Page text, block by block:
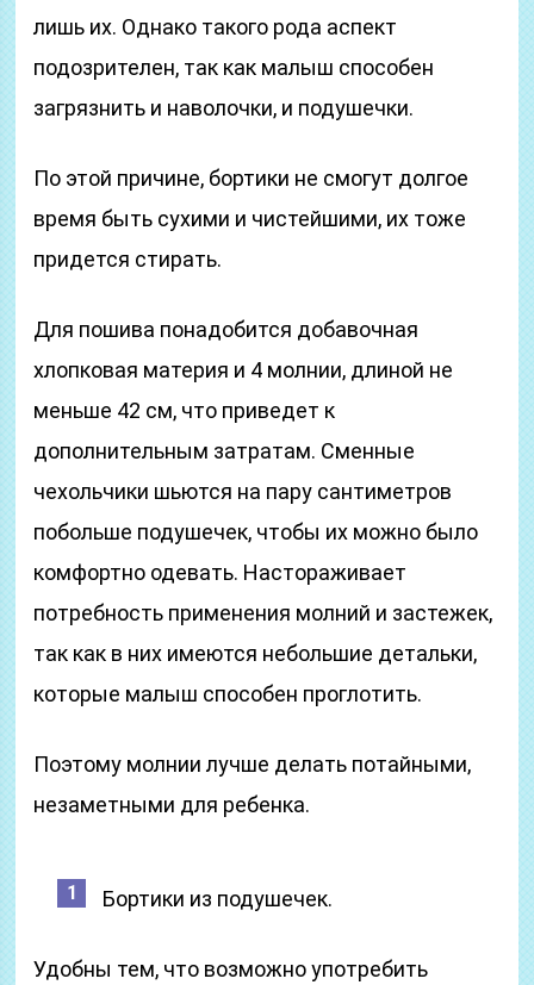
лишь их. Однако такого рода аспект
подозрителен, так как малыш способен
загрязнить и наволочки, и подушечки.
По этой причине, бортики не смогут долгое
время быть сухими и чистейшими, их тоже
придется стирать.
Для пошива понадобится добавочная
хлопковая материя и 4 молнии, длиной не
меньше 42 см, что приведет к
дополнительным затратам. Сменные
чехольчики шьются на пару сантиметров
побольше подушечек, чтобы их можно было
комфортно одевать. Настораживает
потребность применения молний и застежек,
так как в них имеются небольшие детальки,
которые малыш способен проглотить.
Поэтому молнии лучше делать потайными,
незаметными для ребенка.
Бортики из подушечек.
Удобны тем, что возможно употребить